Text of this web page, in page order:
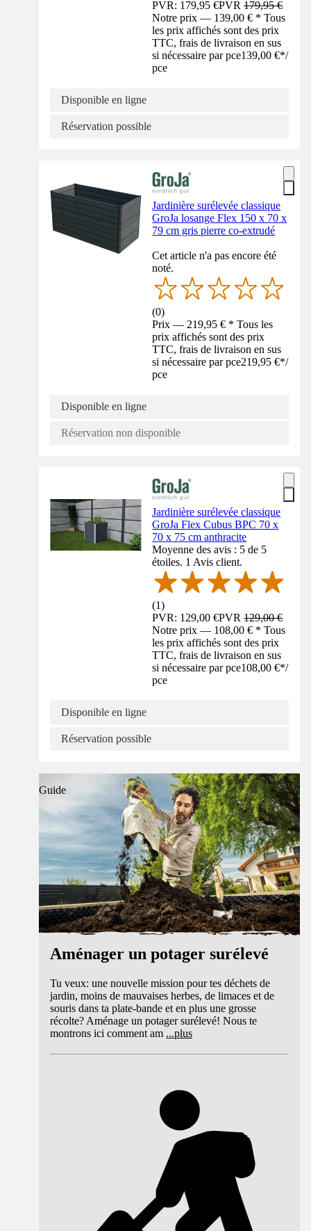
PVR: 179,95 €PVR179,95 €
Notre prix — 139,00 € * Tous
les prix affichés sont des prix
TTC, frais de livraison en sus
si nécessaire par pce139,00 €*/
pce
Disponible en ligne
Réservation possible
Jardinière surélevée classique
GroJa losange Flex 150 x 70 x
79 cm gris pierre co-extrudé
Cet article n'a pas encore été
noté.
(0)
Prix — 219,95 € * Tous les
prix affichés sont des prix
TTC, frais de livraison en sus
si nécessaire par pce219,95 €*/
pce
Disponible en ligne
Réservation non disponible
Jardinière surélevée classique
GroJa Flex Cubus BPC 70 x
70 x 75 cm anthracite
Moyenne des avis : 5 de 5
étoiles. 1 Avis client.
(1)
PVR: 129,00 €PVR129,00 €
Notre prix — 108,00 € * Tous
les prix affichés sont des prix
TTC, frais de livraison en sus
si nécessaire par pce108,00 €*/
pce
Disponible en ligne
Réservation possible
Guide
Aménager un potager surélevé
Tu veux: une nouvelle mission pour tes déchets de
jardin, moins de mauvaises herbes, de limaces et de
souris dans ta plate-bande et en plus une grosse
récolte? Aménage un potager surélevé! Nous te
montrons ici comment am ...plus